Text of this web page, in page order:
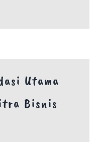
Utama
Bisnis